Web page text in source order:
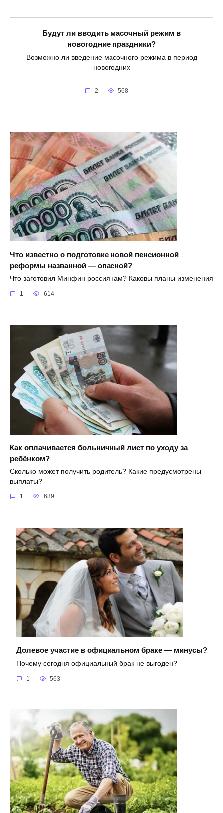
Будут ли вводить масочный режим в
новогодние праздники?
Возможно ли введение масочного режима в период
новогодних
2 568
Что известно о подготовке новой пенсионной
реформы названной — опасной?
Что заготовил Минфин россиянам? Каковы планы изменения
1 614
Как оплачивается больничный лист по уходу за
ребёнком?
Сколько может получить родитель? Какие предусмотрены
выплаты?
1 639
Долевое участие в официальном браке — минусы?
Почему сегодня официальный брак не выгоден?
1 563